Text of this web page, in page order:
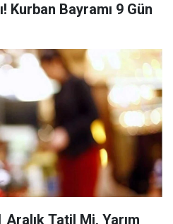
Kurban Bayramı 9 Gün
Aralık Tatil Mi, Yarım